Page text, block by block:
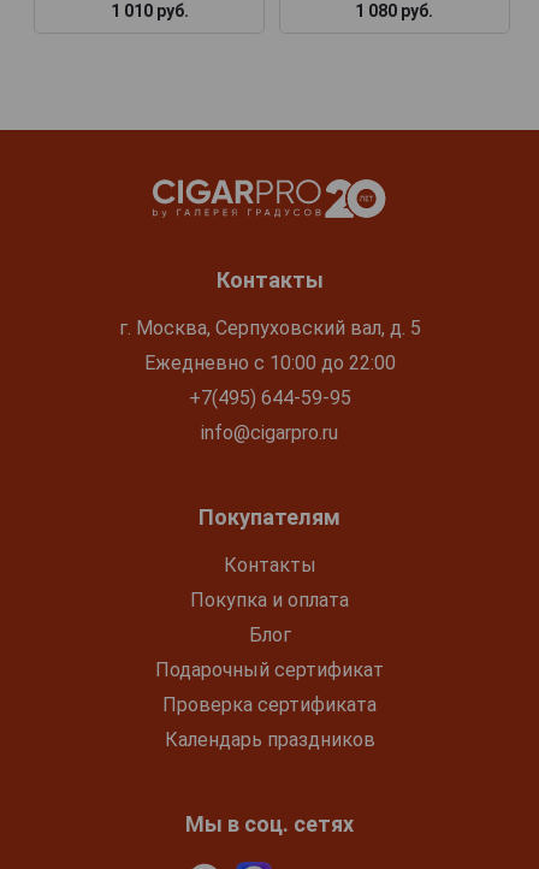
1 010 руб.
1 080 руб.
Контакты
г. Москва, Серпуховский вал, д. 5
Ежедневно с 10:00 до 22:00
+7(495) 644-59-95
info@cigarpro.ru
Покупателям
Контакты
Покупка и оплата
Блог
Подарочный сертификат
Проверка сертификата
Календарь праздников
Мы в соц. сетях